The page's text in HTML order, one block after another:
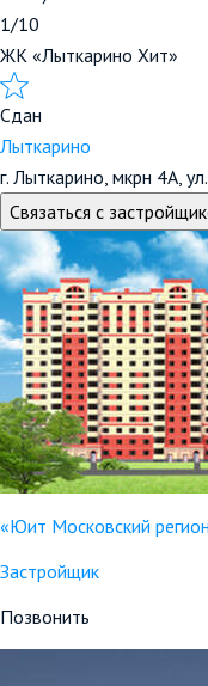
1/10
ЖК «Лыткарино Хит»
Сдан
Лыткарино
г. Лыткарино, мкрн 4А,
Связаться с
«Юит Московский
Застройщик
Позвонить